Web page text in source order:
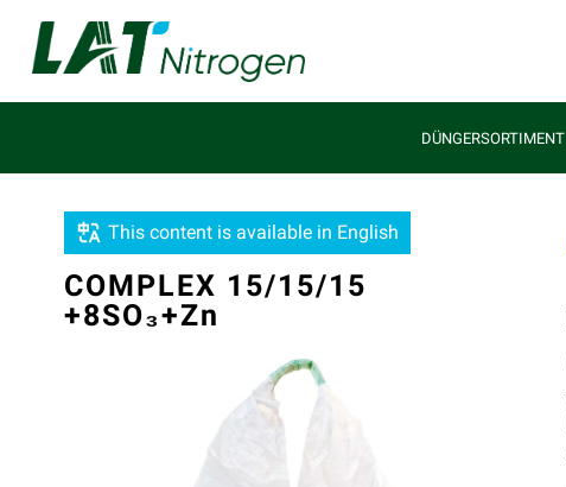
DÜNGERSORTIMENT
This content is available in English
COMPLEX 15/15/15
+8SO₃+Zn